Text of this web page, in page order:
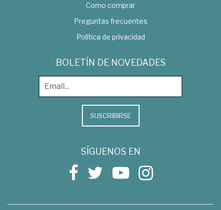
Como comprar
Preguntas frecuentes
Política de privacidad
BOLETÍN DE NOVEDADES
SUSCRIBIRSE
SÍGUENOS EN